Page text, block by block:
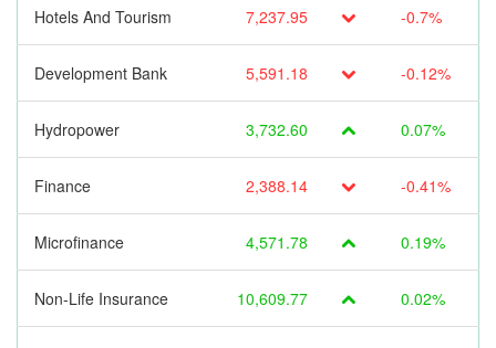
Hotels And Tourism 7,237.95 -0.7%
Development Bank 5,591.18 -0.12%
Hydropower 3,732.60 0.07%
Finance 2,388.14 -0.41%
Microfinance 4,571.78 0.19%
Non-Life Insurance 10,609.77 0.02%